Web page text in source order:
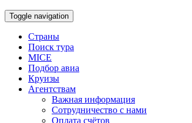
Toggle navigation
Страны
Поиск тура
MICE
Подбор авиа
Круизы
Агентствам
Важная информация
Сотрудничество с нами
Оплата счётов